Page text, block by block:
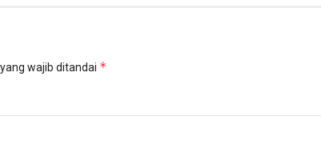
wajib ditandai *